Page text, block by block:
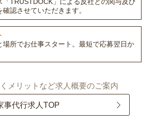
認させていただきます。
場所でお仕事スタート。最短で応募翌日か
メリットなど求人概要のご案内
事代行求人TOP